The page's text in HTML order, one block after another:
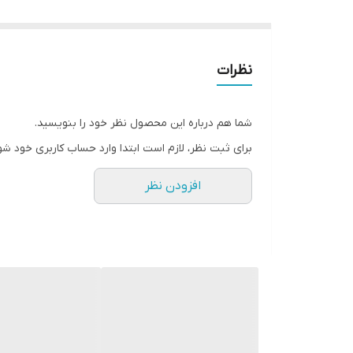
نظرات
شما هم درباره این محصول نظر خود را بنویسید.
برای ثبت نظر، لازم است ابتدا وارد حساب کاربری خود
افزودن نظر